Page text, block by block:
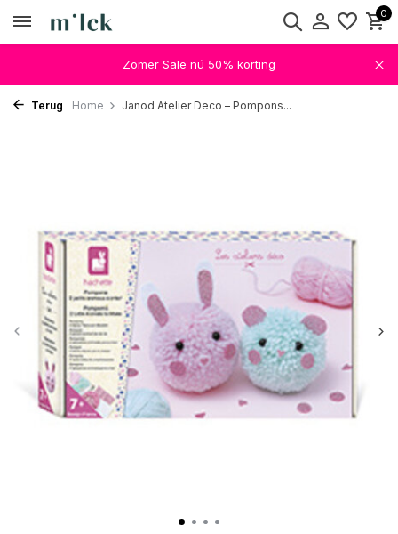
0
Zomer Sale nú 50% korting
Terug Home Janod Atelier Deco – Pompons...